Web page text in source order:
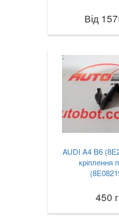
Від
AUDI A4 B6
кріплення
450